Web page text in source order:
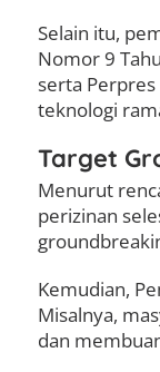
Selain itu,
Nomor 9
serta
teknologi
Target
Menurut
perizinan
Kemudian,
Misalnya,
dan